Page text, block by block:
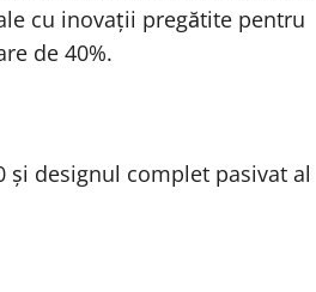
cu inovații pregătite pentru
de 40%.
și designul complet pasivat al